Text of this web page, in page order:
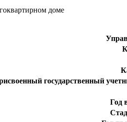
доме
государственный
Год